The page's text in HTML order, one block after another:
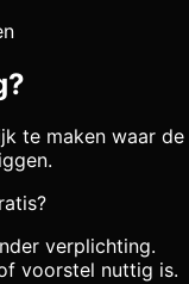
te maken waar de
verplichting.
voorstel nuttig is.